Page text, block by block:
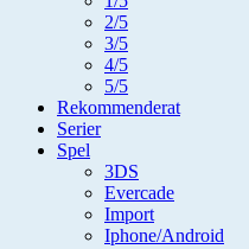
2/5
3/5
4/5
5/5
Rekommenderat
Serier
Spel
3DS
Evercade
Import
Iphone/Android